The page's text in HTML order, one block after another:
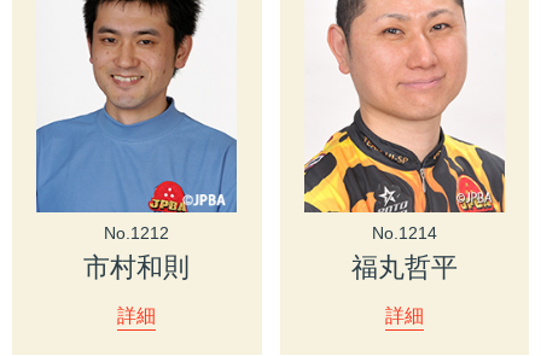
No.1212
市村和則
詳細
No.1214
福丸哲平
詳細